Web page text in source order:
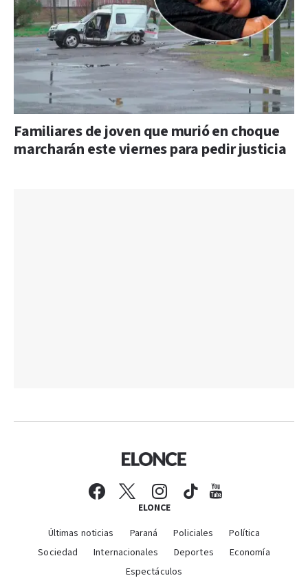
Familiares de joven que murió en choque
marcharán este viernes para pedir justicia
ELONCE
Últimas noticias Paraná Policiales
Política
Sociedad
Internacionales Deportes
Economía
Espectáculos